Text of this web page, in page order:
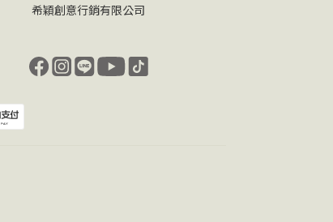
希穎創意行銷有限公司